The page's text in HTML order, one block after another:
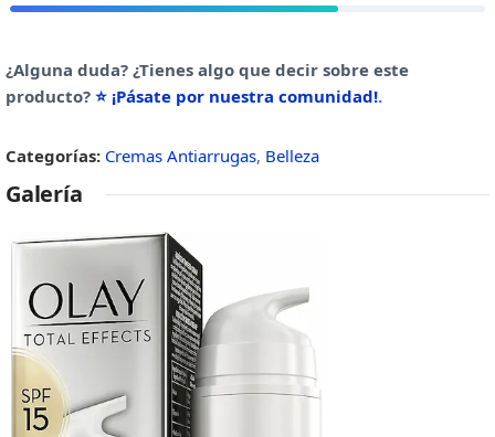
¿Alguna duda? ¿Tienes algo que decir sobre este
producto? ⭐ ¡Pásate por nuestra comunidad!.
Categorías: Cremas Antiarrugas, Belleza
Galería